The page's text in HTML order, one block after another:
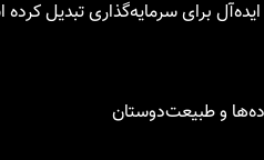
ایده‌آل برای سرمایه‌گذاری تبدیل
و طبیعت‌دوستان